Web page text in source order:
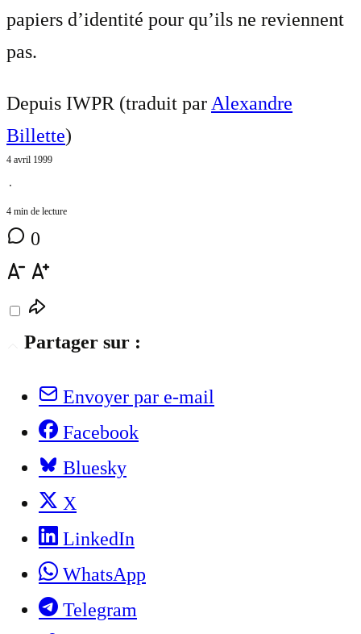
papiers d’identité pour qu’ils ne reviennent
pas.
Depuis IWPR (traduit parAlexandre
Billette)
4 avril 1999
⋅
4 min de lecture
0
Partager sur :
Envoyer par e-mail
Facebook
Bluesky
X
LinkedIn
WhatsApp
Telegram